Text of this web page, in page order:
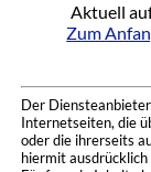
Aktuell
Zum
Der
Internetseiten, die
oder die ihrerseits
hiermit